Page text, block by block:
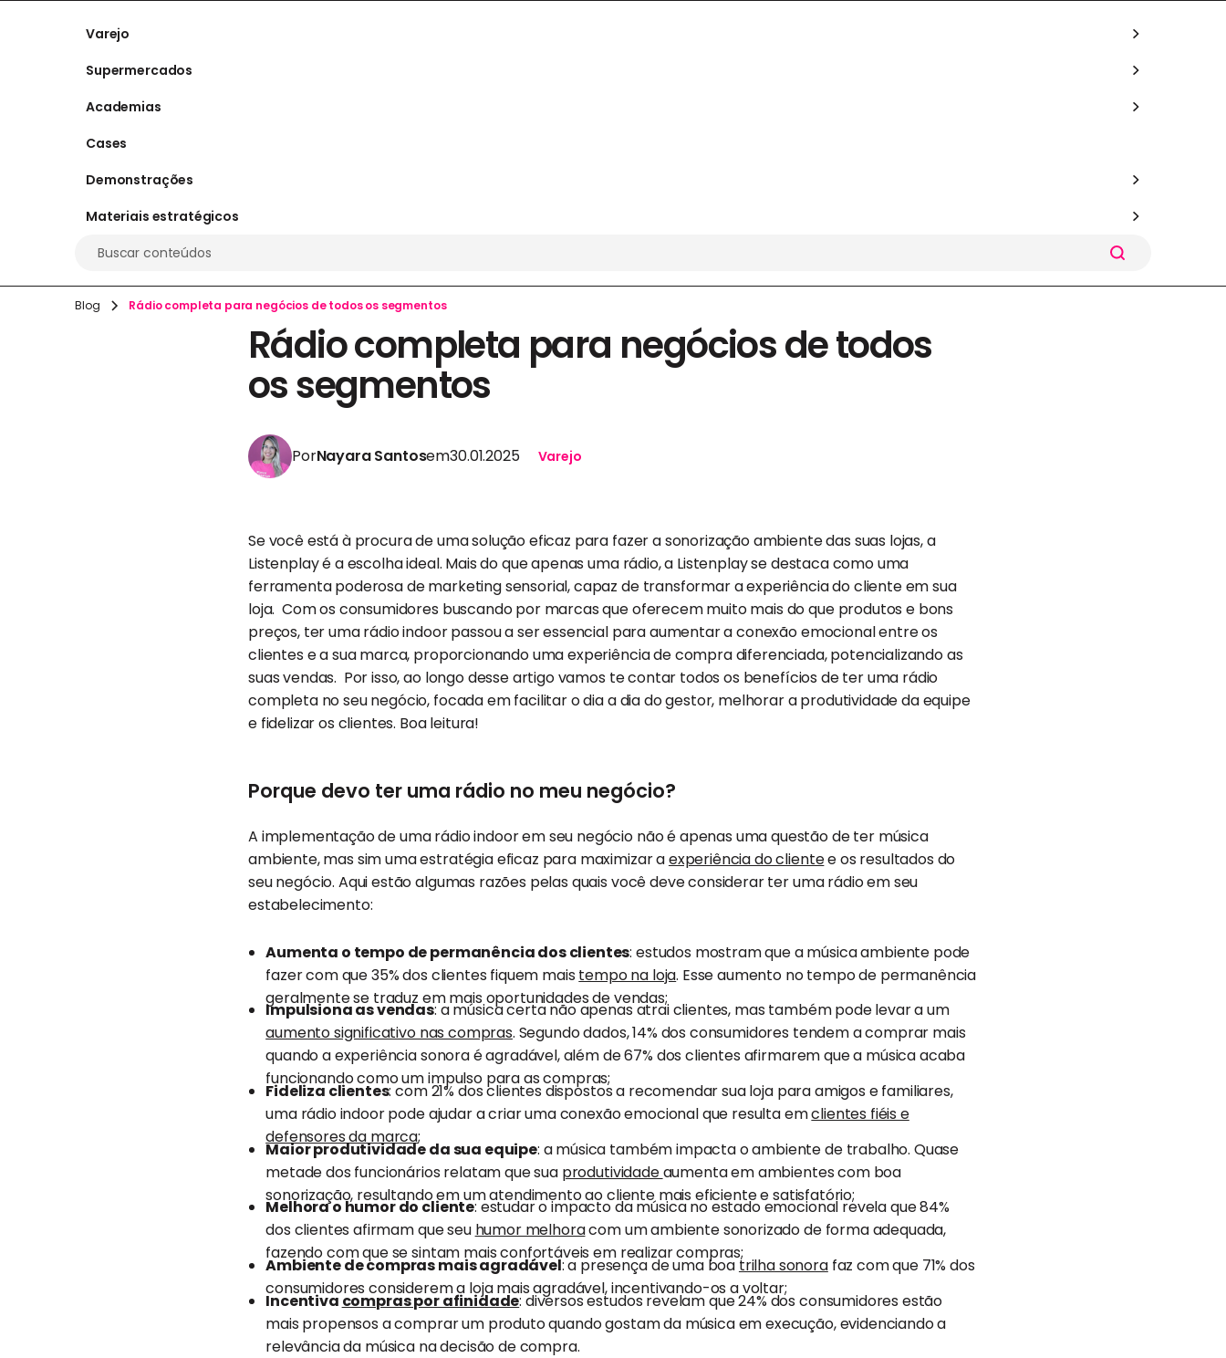
Varejo
Supermercados
Academias
Cases
Demonstrações
Materiais estratégicos
Buscar conteúdos
Blog Rádio completa para negócios de todos os segmentos
Rádio completa para negócios de todos
os segmentos
PorNayara Santosem30.01.2025 Varejo
Se você está à procura de uma solução eficaz para fazer a sonorização ambiente das suas lojas, a
Listenplay é a escolha ideal. Mais do que apenas uma rádio, a Listenplay se destaca como uma
ferramenta poderosa de marketing sensorial, capaz de transformar a experiência do cliente em sua
loja. Com os consumidores buscando por marcas que oferecem muito mais do que produtos e bons
preços, ter uma rádio indoor passou a ser essencial para aumentar a conexão emocional entre os
clientes e a sua marca, proporcionando uma experiência de compra diferenciada, potencializando as
suas vendas. Por isso, ao longo desse artigo vamos te contar todos os benefícios de ter uma rádio
completa no seu negócio, focada em facilitar o dia a dia do gestor, melhorar a produtividade da equipe
e fidelizar os clientes. Boa leitura!
Porque devo ter uma rádio no meu negócio?
A implementação de uma rádio indoor em seu negócio não é apenas uma questão de ter música
ambiente, mas sim uma estratégia eficaz para maximizar aexperiência do clientee os resultados do
seu negócio. Aqui estão algumas razões pelas quais você deve considerar ter uma rádio em seu
estabelecimento:
Aumenta o tempo de permanência dos clientes: estudos mostram que a música ambiente pode
fazer com que 35% dos clientes fiquem mais tempo na loja. Esse aumento no tempo de permanência
geralmente se traduz em mais oportunidades de vendas;
Impulsiona as vendas: a música certa não apenas atrai clientes, mas também pode levar a um
aumento significativo nas compras. Segundo dados, 14% dos consumidores tendem a comprar mais
quando a experiência sonora é agradável, além de 67% dos clientes afirmarem que a música acaba
funcionando como um impulso para as compras;
Fideliza clientes: com 21% dos clientes dispostos a recomendar sua loja para amigos e familiares,
uma rádio indoor pode ajudar a criar uma conexão emocional que resulta emclientes fiéis e
defensores da marca;
Maior produtividade da sua equipe: a música também impacta o ambiente de trabalho. Quase
metade dos funcionários relatam que sua produtividadeaumenta em ambientes com boa
sonorização, resultando em um atendimento ao cliente mais eficiente e satisfatório;
Melhora o humor do cliente: estudar o impacto da música no estado emocional revela que 84%
dos clientes afirmam que seu humor melhoracom um ambiente sonorizado de forma adequada,
fazendo com que se sintam mais confortáveis em realizar compras;
Ambiente de compras mais agradável: a presença de uma boa trilha sonorafaz com que 71% dos
consumidores considerem a loja mais agradável, incentivando-os a voltar;
Incentiva compras por afinidade: diversos estudos revelam que 24% dos consumidores estão
mais propensos a comprar um produto quando gostam da música em execução, evidenciando a
relevância da música na decisão de compra.